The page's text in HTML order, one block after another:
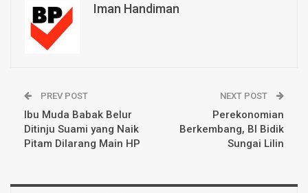
Iman Handiman
PREV POST
Ibu Muda Babak Belur
Ditinju Suami yang Naik
Pitam Dilarang Main HP
NEXT POST
Perekonomian
Berkembang, BI Bidik
Sungai Lilin